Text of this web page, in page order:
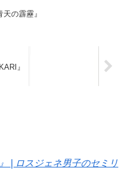
の霹靂』
』
| ロスジェネ男子のセミリ